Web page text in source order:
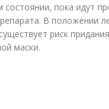
состоянии, пока идут
В положении
риск
маски.